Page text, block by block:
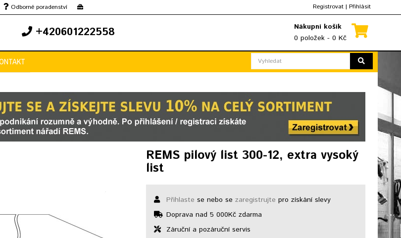
Odborné poradenství
Registrovat | Přihlásit
+420601222558
Nákupní košík
0 položek - 0 Kč
REMS pilový list 300-12, extra vysoký
list
Přihlaste se nebo sezaregistrujte pro získání slevy
Doprava nad 5 000Kč zdarma
Záruční a pozáruční servis